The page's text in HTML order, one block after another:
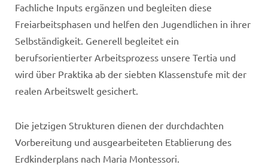
Fachliche Inputs ergänzen und begleiten diese
Freiarbeitsphasen und helfen den Jugendlichen in ihrer
Selbständigkeit. Generell begleitet ein
berufsorientierter Arbeitsprozess unsere Tertia und
wird über Praktika ab der siebten Klassenstufe mit der
realen Arbeitswelt gesichert.
Die jetzigen Strukturen dienen der durchdachten
Vorbereitung und ausgearbeiteten Etablierung des
Erdkinderplans nach Maria Montessori.